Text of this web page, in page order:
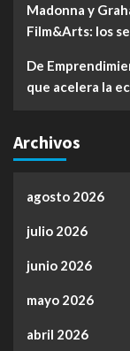
Madonna y
Film&Arts: los
De
que acelera la
Archivos
agosto 2026
julio 2026
junio 2026
mayo 2026
abril 2026